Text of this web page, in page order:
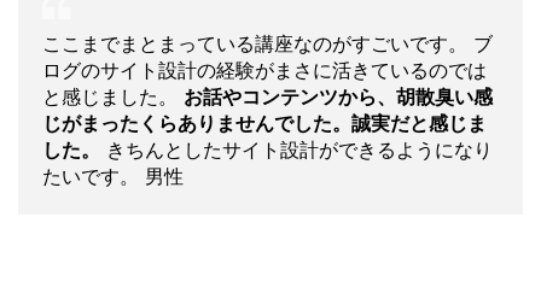
ここまでまとまっている講座なのがすごいです。 ブ
ログのサイト設計の経験がまさに活きているのでは
と感じました。 お話やコンテンツから、胡散臭い感
じがまったくらありませんでした。誠実だと感じま
した。
きちんとしたサイト設計ができるようになり
たいです。 男性